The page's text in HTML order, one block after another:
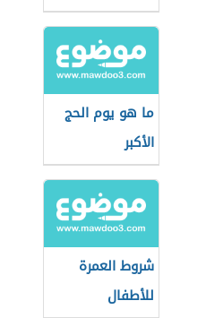
ما هو يوم الحج
الأكبر
شروط العمرة
للأطفال